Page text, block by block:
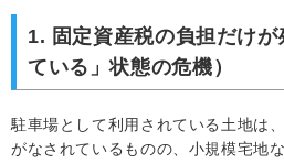
1. 固定資産税の負担だけ
ている」状態の危機）
駐車場として利用されている土地は
がなされているものの、小規模宅地